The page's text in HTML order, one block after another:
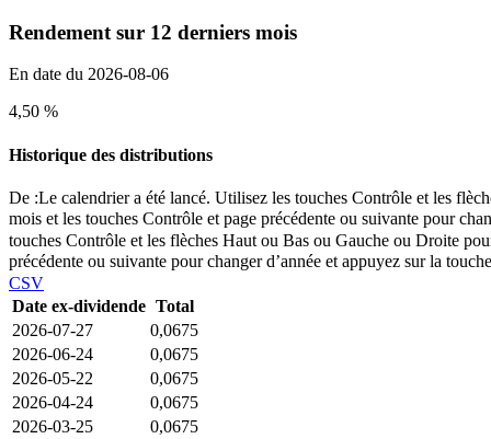
Rendement sur 12 derniers mois
En date du 2026-08-06
4,50 %
Historique des distributions
De :Le calendrier a été lancé. Utilisez les touches Contrôle et les
mois et les touches Contrôle et page précédente ou suivante pour
touches Contrôle et les flèches Haut ou Bas ou Gauche ou Droite
précédente ou suivante pour changer d’année et appuyez sur la
CSV
Date ex-dividende Total
2026-07-27
0,0675
2026-06-24
0,0675
2026-05-22
0,0675
2026-04-24
0,0675
2026-03-25
0,0675